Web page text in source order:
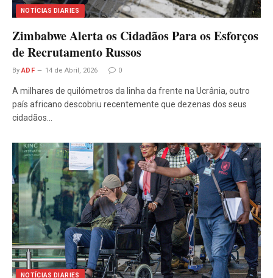
NOTÍCIAS DIARIES
Zimbabwe Alerta os Cidadãos Para os Esforços
de Recrutamento Russos
By ADF 14 de Abril, 2026 0
A milhares de quilómetros da linha da frente na Ucrânia, outro
país africano descobriu recentemente que dezenas dos seus
cidadãos…
NOTÍCIAS DIARIES